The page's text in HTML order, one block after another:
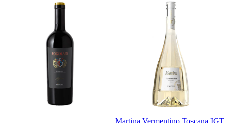
Martina Vermentino Toscana IGT